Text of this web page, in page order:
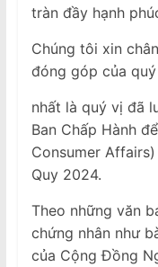
tràn đầy hạnh
Chúng tôi xin
đóng góp của
nhất là quý vị đã
Ban Chấp Hành
Consumer
Quy 2024.
Theo những văn
chứng nhân như
của Cộng Đồng